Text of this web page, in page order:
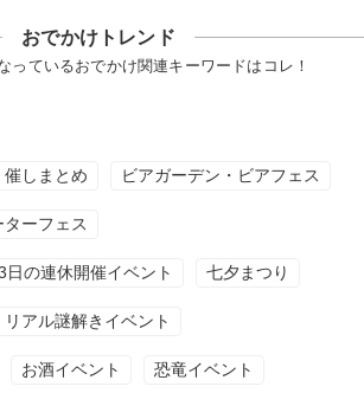
おでかけトレンド
っているおでかけ関連キーワードはコレ！
しまとめ ビアガーデン・ビアフェス
ーフェス
の連休開催イベント 七夕まつり
リアル謎解きイベント
お酒イベント 恐竜イベント